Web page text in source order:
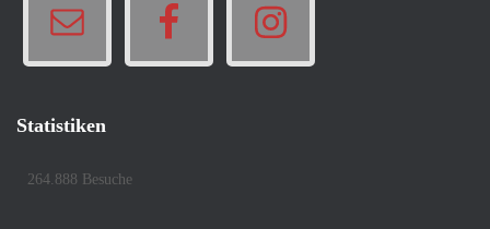
Statistiken
264.888 Besuche